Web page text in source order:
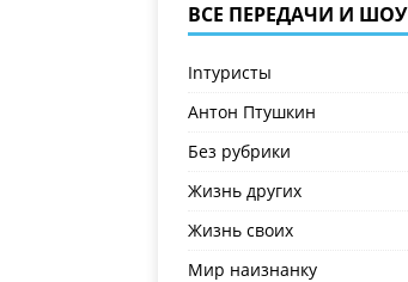
ВСЕ ПЕРЕДАЧИ И ШОУ
Inтуристы
Антон Птушкин
Без рубрики
Жизнь других
Жизнь своих
Мир наизнанку